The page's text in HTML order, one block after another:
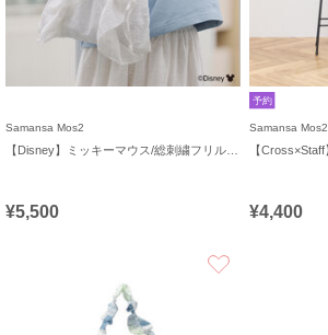
Samansa Mos2
¥5,500
予約
Samansa Mos2
¥4,400